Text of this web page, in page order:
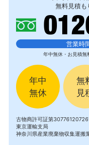
無料見積も
営業時
年中無休・お見積無
年中
無休
無
見
古物商許可証第
東京運輸支局
神奈川県産業廃棄物収集運